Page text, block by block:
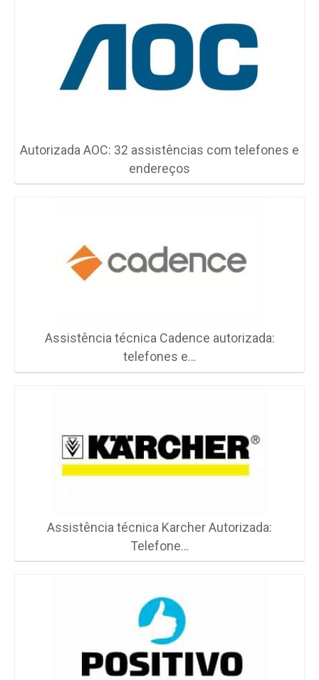
Autorizada AOC: 32 assistências com telefones e
endereços
Assistência técnica Cadence autorizada:
telefones e…
Assistência técnica Karcher Autorizada:
Telefone…